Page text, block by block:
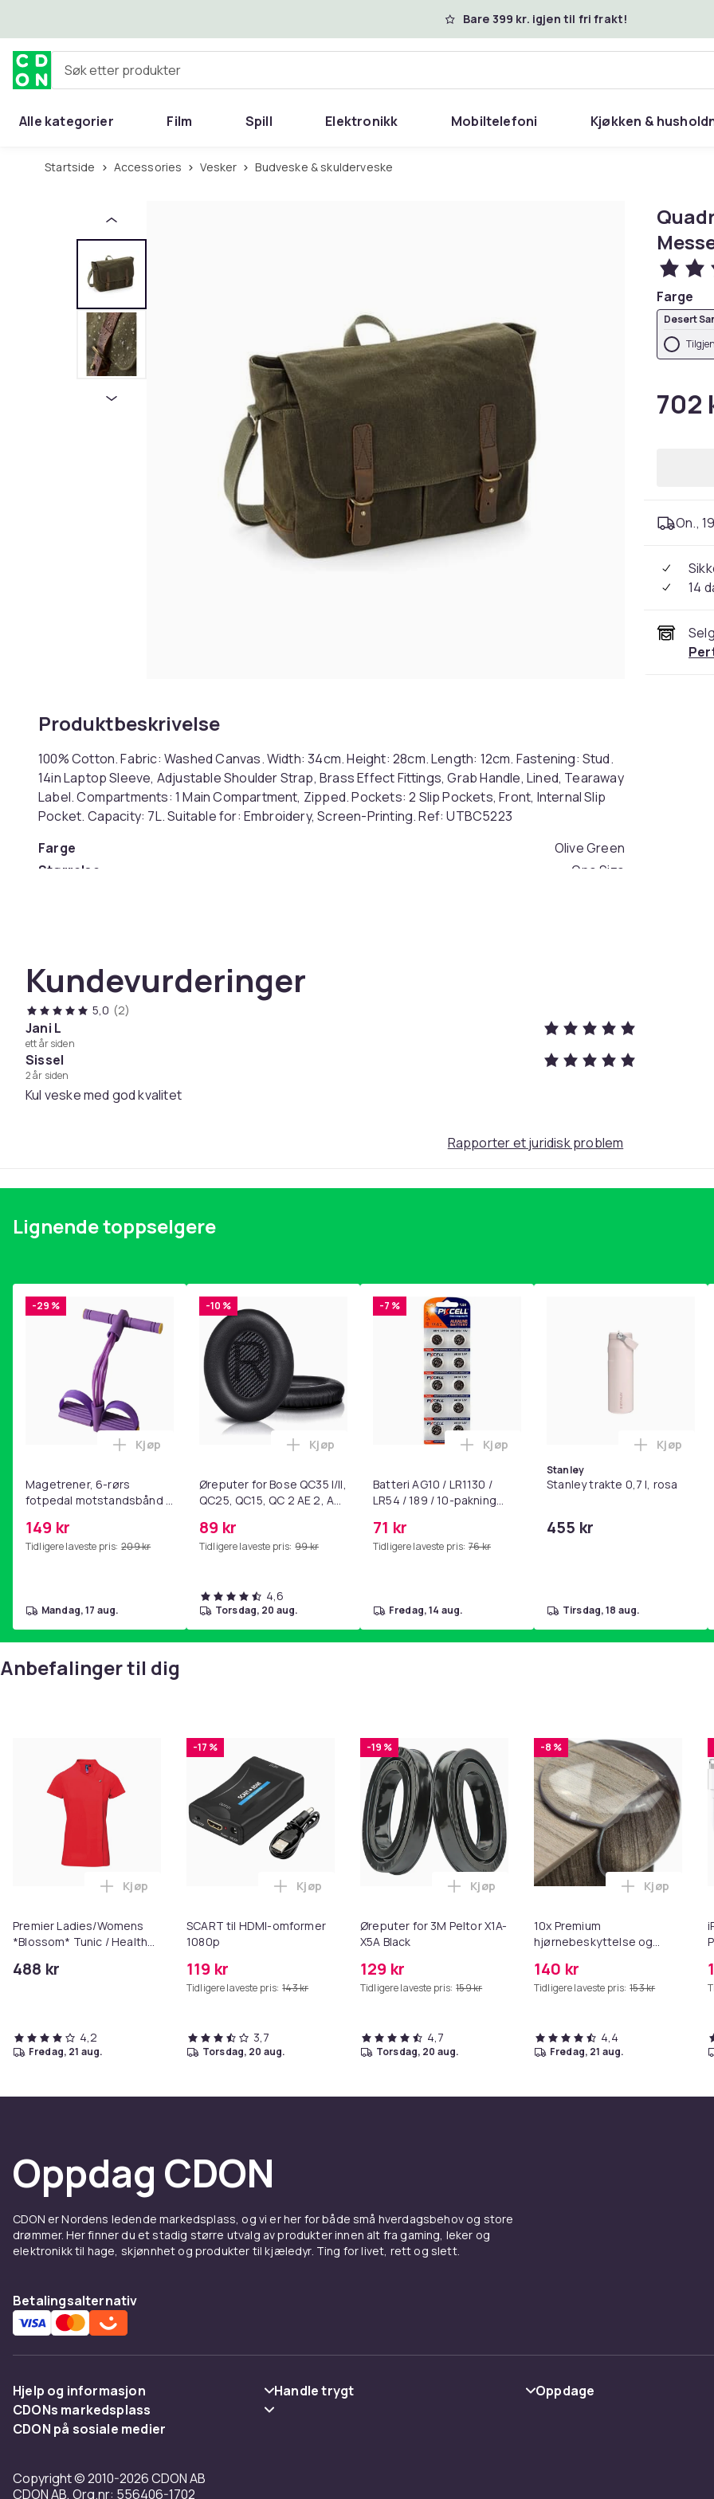
Bare 399 kr. igjen til fri frakt!
Søk etter produkter
Alle kategorier Film Spill Elektronikk Mobiltelefoni Kjøkken &
Startside Accessories Vesker Budveske & skulderveske
Produktbeskrivelse
100% Cotton. Fabric: Washed Canvas. Width: 34cm. Height: 28cm. Length: 12cm. Fastening: Stud.
14in Laptop Sleeve, Adjustable Shoulder Strap, Brass Effect Fittings, Grab Handle, Lined, Tearaway
Label. Compartments: 1 Main Compartment, Zipped. Pockets: 2 Slip Pockets, Front, Internal Slip
Pocket. Capacity: 7L. Suitable for: Embroidery, Screen-Printing. Ref: UTBC5223
Farge
Olive Green
Størrelse
One Size
Kundevurderinger
5,0 (2)
Jani L
ett år siden
Sissel
2 år siden
Kul veske med god kvalitet
Farge
Desert
702
On.,
14
Rapporter et juridisk problem
Lignende toppselgere
-29 %
Magetrener, 6-rørs
fotpedal motstandsbånd -
yoga og
hjemmegymnastikk Purple
149 kr
Tidligere laveste pris: 209 kr
Legg Magetrener, 6-rørs fotpedal motstandsbånd - mage- og kjernetrening, yoga og
Kjøp
mandag, 17 aug.
-10 %
Øreputer for Bose QC35 I/II,
QC25, QC15, QC 2 AE 2, AE
SoundLink Black
89 kr
Tidligere laveste pris: 99 kr
Legg Øreputer for Bose QC35 I/II, QC25, QC15, QC 2 AE 2, AE 2i, AE 2w,
Kjøp
4,6
torsdag, 20 aug.
-7 %
Batteri AG10 / LR1130 /
LR54 / 189 / 10-pakning
71 kr
Tidligere laveste pris: 76 kr
Legg Batteri AG10 / LR1130 / LR54 / 189
Kjøp
fredag, 14 aug.
Stanley
Stanley trakte 0,7 l, rosa
455 kr
Legg
Kjøp
tirsdag, 18 aug.
Anbefalinger til dig
Premier Ladies/Womens
*Blossom* Tunic / Health
488 kr
Legg Premier Ladies/Womens *Blossom* Tunic / Health Beauty & Spa / Workwear i handlekurven
Kjøp
4,2
fredag, 21 aug.
-17 %
SCART til HDMI-omformer
1080p
119 kr
Tidligere laveste pris: 143 kr
Legg SCART til HDMI-omformer 1080p i handlekurven
Kjøp
3,7
torsdag, 20 aug.
-19 %
Øreputer for 3M Peltor X1A-
X5A Black
129 kr
Tidligere laveste pris: 159 kr
Legg Øreputer for 3M Peltor X1A-X5A
Kjøp
4,7
torsdag, 20 aug.
-8 %
10x Premium
hjørnebeskyttelse og
140 kr
Tidligere laveste pris: 153 kr
Legg 10x
Kjøp
4,4
fredag, 21 aug.
Oppdag CDON
CDON er Nordens ledende markedsplass, og vi er her for både små hverdagsbehov og store
drømmer. Her finner du et stadig større utvalg av produkter innen alt fra gaming, leker og
elektronikk til hage, skjønnhet og produkter til kjæledyr. Ting for livet, rett og slett.
Betalingsalternativ
Hjelp og informasjon
Vanlige spørsmål
Angre & returner her
Handle trygt
Oppdage
CDONs markedsplass
Merchant Help Center
CDON på sosiale medier
Copyright © 2010-2026 CDON AB
CDON AB, Org.nr: 556406-1702